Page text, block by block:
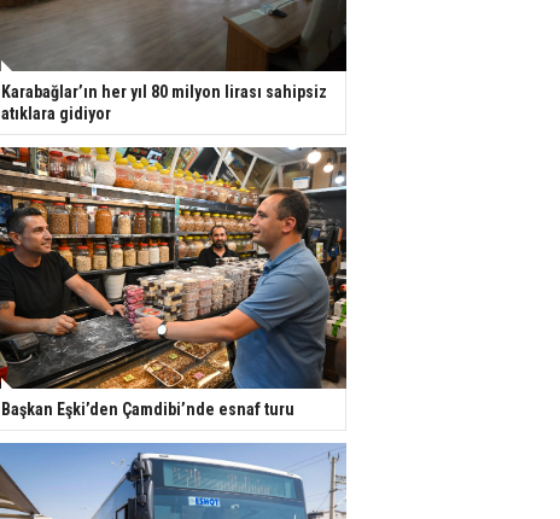
Karabağlar’ın her yıl 80 milyon lirası sahipsiz
atıklara gidiyor
Başkan Eşki’den Çamdibi’nde esnaf turu